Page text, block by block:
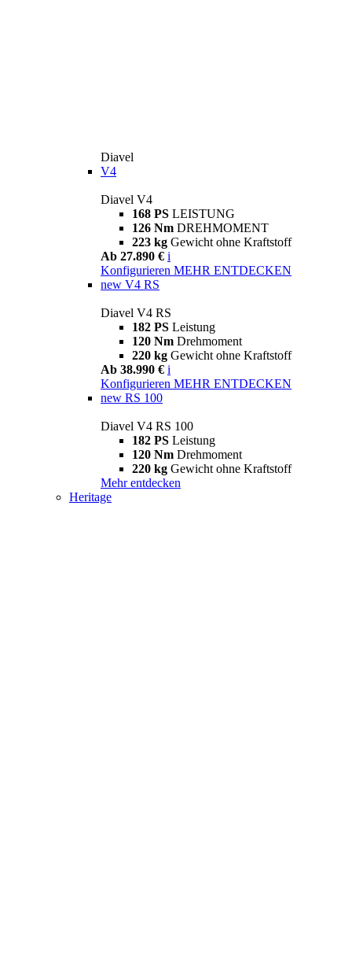
Diavel
V4
Diavel V4
168 PS LEISTUNG
126 Nm DREHMOMENT
223 kg Gewicht ohne Kraftstoff
Ab 27.890 € i
Konfigurieren MEHR ENTDECKEN
new V4 RS
Diavel V4 RS
182 PS Leistung
120 Nm Drehmoment
220 kg Gewicht ohne Kraftstoff
Ab 38.990 € i
Konfigurieren MEHR ENTDECKEN
new RS 100
Diavel V4 RS 100
182 PS Leistung
120 Nm Drehmoment
220 kg Gewicht ohne Kraftstoff
Mehr entdecken
Heritage